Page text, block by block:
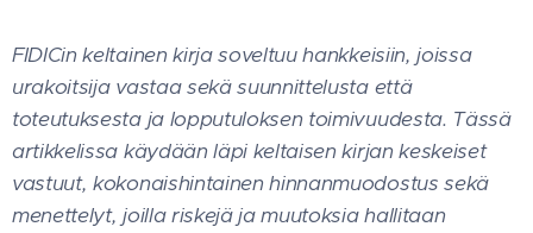
FIDICin keltainen kirja soveltuu hankkeisiin, joissa
urakoitsija vastaa sekä suunnittelusta että
toteutuksesta ja lopputuloksen toimivuudesta. Tässä
artikkelissa käydään läpi keltaisen kirjan keskeiset
vastuut, kokonaishintainen hinnanmuodostus sekä
menettelyt, joilla riskejä ja muutoksia hallitaan